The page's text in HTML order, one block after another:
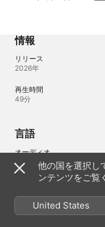
情報
リリース
2026年
再生時間
49分
言語
オーディオ
日本語（日本）
日本
他の国を選択し
ンテンツをご覧
United States